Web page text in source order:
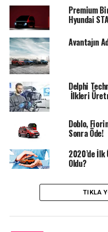
Araç yıllık periyodik bakım
aylarından gelen ve Covid-
gidemeyen müşterilerimiz
2020tarihine kadar
olası bir arızanın garanti
gecikmeden etkilenmeyecek.
Bakım uzatması sadece
periyodik bakım zamanı
km gecikmelerini
KORONAVIRUS
TUCSON
Oyak Renault, 7 Nisan
Premium
Hyundai
Avantajın
Delphi
İlkleri
Doblo,
Sonra Öde!
2020’de
Oldu?
TIKLA